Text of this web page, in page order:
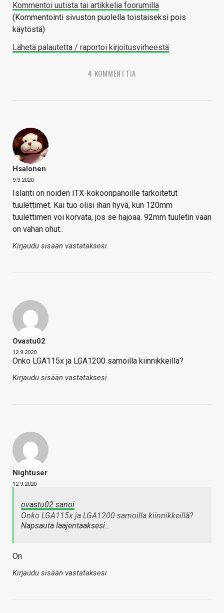
Kommentoi uutista tai artikkelia foorumilla
(Kommentointi sivuston puolella toistaiseksi pois
käytöstä)
Lähetä palautetta / raportoi kirjoitusvirheestä
4 KOMMENTTIA
Hsalonen
9.9.2020
Islanti on noiden ITX-kokoonpanoille tarkoitetut
tuulettimet. Kai tuo olisi ihan hyvä, kun 120mm
tuulettimen voi korvata, jos se hajoaa. 92mm tuuletin vaan
on vähän ohut..
Kirjaudu sisään vastataksesi
Ovastu02
12.9.2020
Onko LGA115x ja LGA1200 samoilla kiinnikkeillä?
Kirjaudu sisään vastataksesi
Nightuser
12.9.2020
ovastu02 sanoi
Onko LGA115x ja LGA1200 samoilla kiinnikkeillä?
Napsauta laajentaaksesi…
On
Kirjaudu sisään vastataksesi